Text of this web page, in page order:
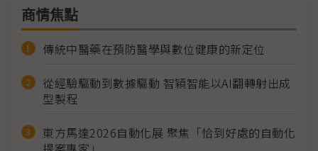
商情焦點
傳統中醫藥在預防醫學與數位健康的新定位
從經驗驅動到數據驅動 智穎智能以AI翻轉射出成
型製程
東方馬達2026自動化展 聚焦「恰到好處的自動化